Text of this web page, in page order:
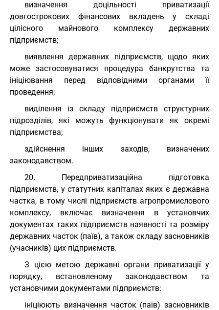
визначення доцільності приватизації
довгострокових фінансових вкладень у складі
цілісного майнового комплексу державних
підприємств;
виявлення державних підприємств, щодо яких
може застосовуватися процедура банкрутства та
ініціювання перед відповідними органами її
проведення;
виділення із складу підприємств структурних
підрозділів, які можуть функціонувати як окремі
підприємства;
здійснення інших заходів, визначених
законодавством.
20. Передприватизаційна підготовка
підприємств, у статутних капіталах яких є державна
частка, в тому числі підприємств агропромислового
комплексу, включає визначення в установчих
документах таких підприємств наявності та розміру
державних часток (паїв), а також складу засновників
(учасників) цих підприємств.
З цією метою державні органи приватизації у
порядку, встановленому законодавством та
установчими документами підприємств:
ініціюють визначення часток (паїв) засновників